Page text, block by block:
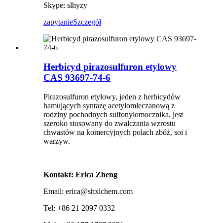
Skype: slhyzy
zapytanieSzczegół
Herbicyd pirazosulfuron etylowy
CAS 93697-74-6
Pirazosulfuron etylowy, jeden z herbicydów
hamujących syntazę acetylomleczanową z
rodziny pochodnych sulfonylomocznika, jest
szeroko stosowany do zwalczania wzrostu
chwastów na komercyjnych polach zbóż, soi i
warzyw.
Kontakt: Erica Zheng
Email: erica@shxlchem.com
Tel: +86 21 2097 0332